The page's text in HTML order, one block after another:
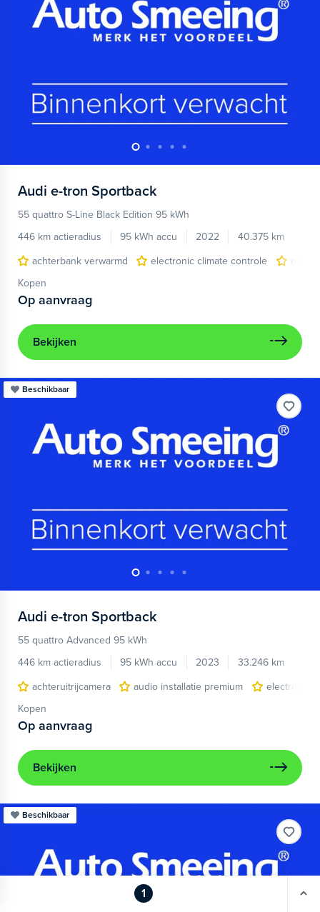
Audi e-tron Sportback
55 quattro S-Line Black Edition 95 kWh
446 km actieradius
95 kWh accu 2022
40.375 km
achterbank verwarmd
electronic climate controle
Kopen
Op aanvraag
Bekijken
Beschikbaar
Audi e-tron Sportback
55 quattro Advanced 95 kWh
446 km actieradius
95 kWh accu 2023
33.246 km
achteruitrijcamera
audio installatie premium
electronic
Kopen
Op aanvraag
Bekijken
Beschikbaar
1